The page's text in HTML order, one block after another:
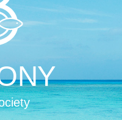
Good for Skin.
Good for People.